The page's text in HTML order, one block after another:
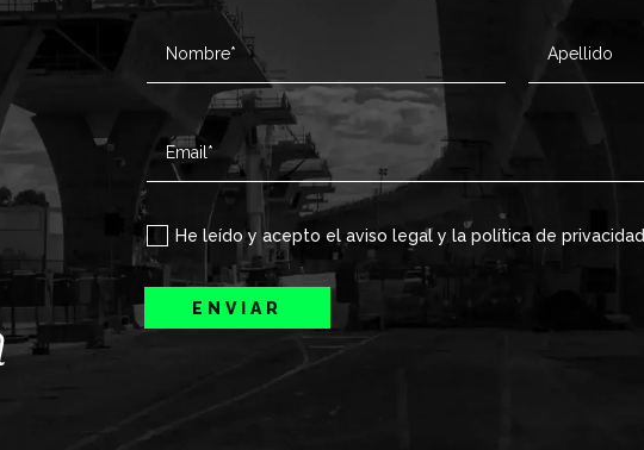
He leído y acepto el aviso legal y la política de privacidad
ENVIAR